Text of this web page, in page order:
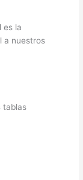
es la
a nuestros
tablas